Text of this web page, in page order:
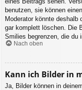
benutzen, sie können
Moderator könnte deshalb
gar komplett löschen. Die
Smilies begrenzen, die du
Nach oben
Kann ich Bilder in
Ja, Bilder können in